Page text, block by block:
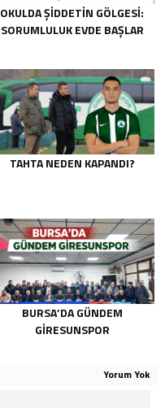
OKULDA ŞIDDETIN GÖLGESI:
SORUMLULUK EVDE BAŞLAR
TAHTA NEDEN KAPANDI?
BURSA’DA GÜNDEM
GIRESUNSPOR
Yorum Yok